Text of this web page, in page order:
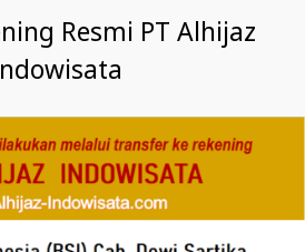
Resmi PT Alhijaz